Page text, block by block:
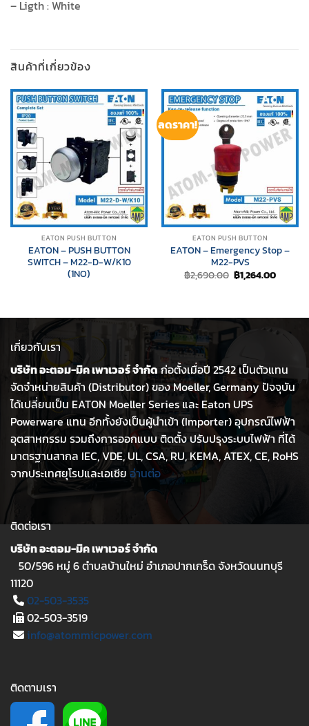
– Ligth : White
สินค้าที่เกี่ยวข้อง
EATON PUSH BUTTON
EATON – PUSH BUTTON
SWITCH – M22-D-W/K10
(1NO)
ลดราคา!
EATON PUSH BUTTON
EATON – Emergency Stop –
M22-PVS
฿2,690.00 Original
price
฿1,264.00Current
เกี่ยวกับเรา
บริษัท อะตอม-มิค เพาเวอร์ จำกัดก่อตั้งเมื่อปี 2542 เป็นตัวแทน
จัดจำหน่ายสินค้า (Distributor) ของ Moeller, Germany ปัจจุบัน
ได้เปลี่ยนเป็น EATON Moeller Series และ Eaton UPS
Powerware แทน อีกทั้งยังเป็นผู้นำเข้า (Importer) อุปกรณ์ไฟฟ้า
อุตสาหกรรม รวมถึงการออกแบบ ติดตั้ง ปรับปรุงระบบไฟฟ้า ที่ได้
มาตรฐานสากล IEC, VDE, UL, CSA, RU, KEMA, ATEX, CE, RoHS
จากประเทศยุโรปและเอเชียอ่านต่อ
ติดต่อเรา
บริษัท อะตอม-มิค เพาเวอร์ จำกัด
50/596 หมู่ 6 ตำบลบ้านใหม่ อำเภอปากเกร็ด จังหวัดนนทบุรี
11120
02-503-3535
02-503-3519
info@atommicpower.com
ติดตามเรา